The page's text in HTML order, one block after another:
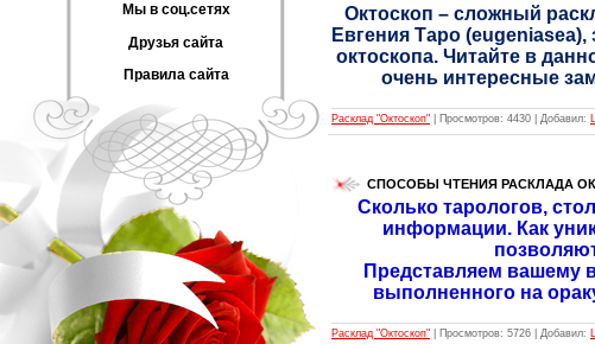
Мы в соц.сетях
Друзья сайта
Правила сайта
Октоскоп – сложный
Евгения Таро
октоскопа. Читайте в
очень интересные
Расклад "Октоскоп" Просмотров: 4430 Добавил:
СПОСОБЫ ЧТЕНИЯ РАСКЛАДА
Сколько тарологов,
информации. Как
Представляем вашему
выполненного на
Расклад "Октоскоп" Просмотров: 5726 Добавил: